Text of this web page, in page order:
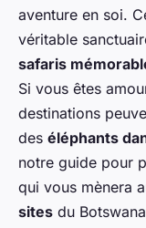
aventure en soi.
véritable
safaris
Si vous êtes
destinations
des éléphants
notre guide pour
qui vous mènera
sites du